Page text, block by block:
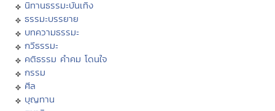
นิทานธรรมะบันเทิง
ธรรมะบรรยาย
บทความธรรมะ
กวีธรรมะ
คติธรรม คำคม โดนใจ
กรรม
ศีล
บุญทาน